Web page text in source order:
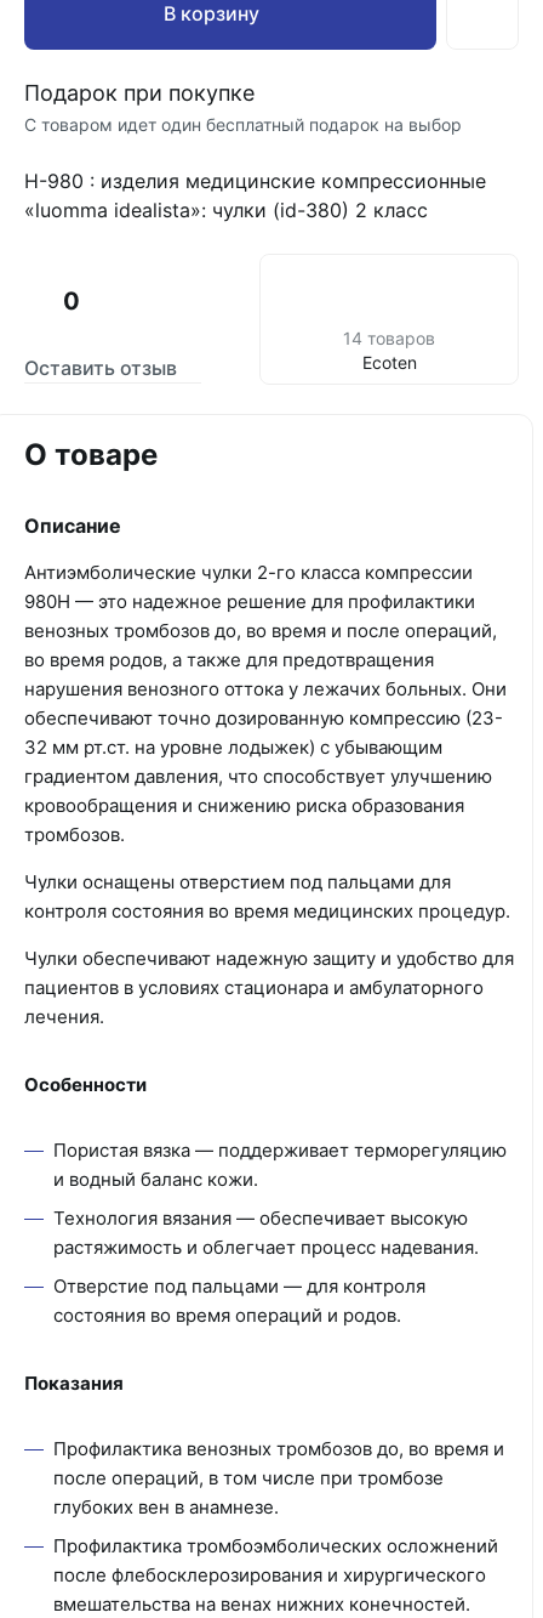
В корзину
Подарок при покупке
С товаром идет один бесплатный подарок на выбор
H-980 : изделия медицинские компрессионные
«luomma idealista»: чулки (id-380) 2 класс
0
Оставить отзыв
14 товаров
Ecoten
О товаре
Описание
Антиэмболические чулки 2-го класса компрессии
980Н — это надежное решение для профилактики
венозных тромбозов до, во время и после операций,
во время родов, а также для предотвращения
нарушения венозного оттока у лежачих больных. Они
обеспечивают точно дозированную компрессию (23-
32 мм рт.ст. на уровне лодыжек) с убывающим
градиентом давления, что способствует улучшению
кровообращения и снижению риска образования
тромбозов.
Чулки оснащены отверстием под пальцами для
контроля состояния во время медицинских процедур.
Чулки обеспечивают надежную защиту и удобство для
пациентов в условиях стационара и амбулаторного
лечения.
Особенности
Пористая вязка — поддерживает терморегуляцию
и водный баланс кожи.
Технология вязания — обеспечивает высокую
растяжимость и облегчает процесс надевания.
Отверстие под пальцами — для контроля
состояния во время операций и родов.
Показания
Профилактика венозных тромбозов до, во время и
после операций, в том числе при тромбозе
глубоких вен в анамнезе.
Профилактика тромбоэмболических осложнений
после флебосклерозирования и хирургического
вмешательства на венах нижних конечностей.